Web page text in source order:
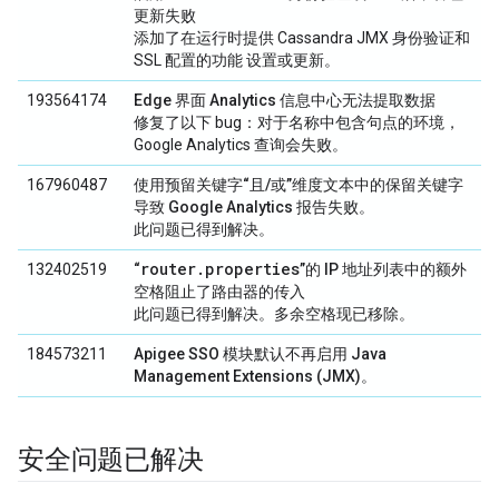
更新失败
添加了在运行时提供 Cassandra JMX 身份验证和
SSL 配置的功能 设置或更新。
193564174
Edge 界面 Analytics 信息中心无法提取数据
修复了以下 bug：对于名称中包含句点的环境，
Google Analytics 查询会失败。
167960487
使用预留关键字“且/或”维度文本中的保留关键字
导致 Google Analytics 报告失败。
此问题已得到解决。
132402519 “router.properties”的 IP 地址列表中的额外
空格阻止了路由器的传入
此问题已得到解决。多余空格现已移除。
184573211
Apigee SSO 模块默认不再启用 Java
Management Extensions (JMX)。
安全问题已解决